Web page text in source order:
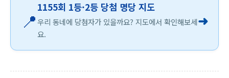
📍
1155회 1등·2등 당첨 명당 지도
우리 동네에 당첨자가 있을까요? 지도에서 확인해보세
요.
➜